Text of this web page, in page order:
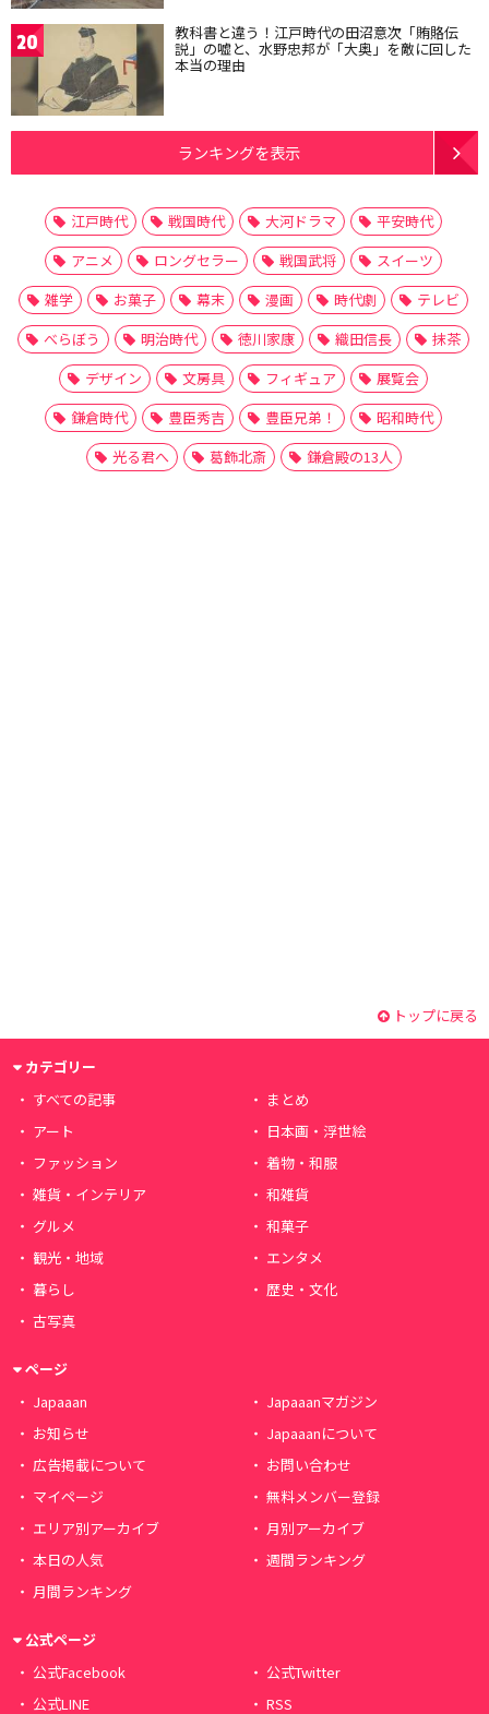
20 教科書と違う！江戸時代の田沼意次「賄賂伝
説」の嘘と、水野忠邦が「大奥」を敵に回した
本当の理由
ランキングを表示
江戸時代 戦国時代 大河ドラマ
平安時代
アニメ
ロングセラー 戦国武将
スイーツ
雑学
お菓子 幕末 漫画 時代劇
テレビ
べらぼう
明治時代 徳川家康 織田信長
抹茶
デザイン
文房具 フィギュア
展覧会
鎌倉時代
豊臣秀吉 豊臣兄弟！
昭和時代
光る君へ
葛飾北斎 鎌倉殿の13人
トップに戻る
カテゴリー
すべての記事
まとめ
アート
日本画・浮世絵
ファッション
着物・和服
雑貨・インテリア
和雑貨
グルメ
和菓子
観光・地域
エンタメ
暮らし
歴史・文化
古写真
ページ
Japaaan
Japaaanマガジン
お知らせ
Japaaanについて
広告掲載について
お問い合わせ
マイページ
無料メンバー登録
エリア別アーカイブ
月別アーカイブ
本日の人気
週間ランキング
月間ランキング
公式ページ
公式Facebook
公式Twitter
公式LINE
RSS